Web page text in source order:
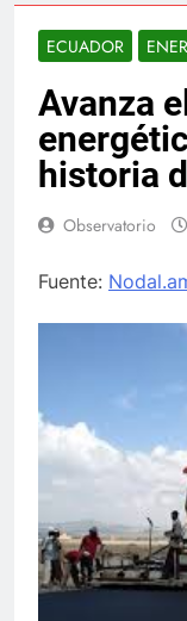
ECUADOR
Avanza
historia
Observatorio
Fuente: